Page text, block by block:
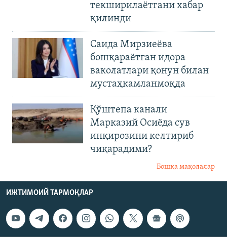
текширилаётгани хабар
қилинди
Саида Мирзиеёва
бошқараётган идора
ваколатлари қонун билан
мустаҳкамланмоқда
Қўштепа канали
Марказий Осиёда сув
инқирозини келтириб
чиқарадими?
Бошқа мақолалар
ИЖТИМОИЙ ТАРМОҚЛАР